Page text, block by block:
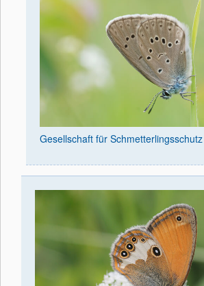
Gesellschaft für